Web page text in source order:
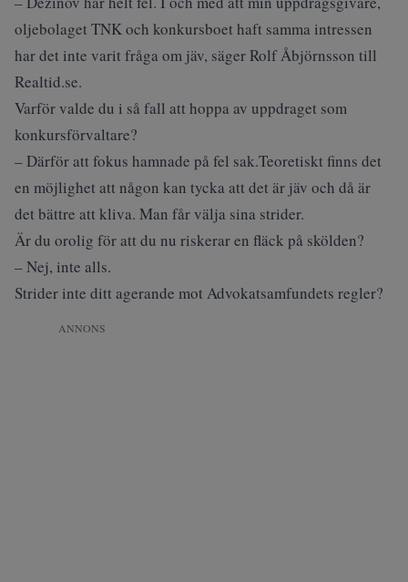
oljebolaget TNK och konkursboet haft samma intressen
har det inte varit fråga om jäv, säger Rolf Åbjörnsson till
Realtid.se.
Varför valde du i så fall att hoppa av uppdraget som
konkursförvaltare?
– Därför att fokus hamnade på fel sak.Teoretiskt finns det
en möjlighet att någon kan tycka att det är jäv och då är
det bättre att kliva. Man får välja sina strider.
Är du orolig för att du nu riskerar en fläck på skölden?
– Nej, inte alls.
Strider inte ditt agerande mot Advokatsamfundets regler?
ANNONS